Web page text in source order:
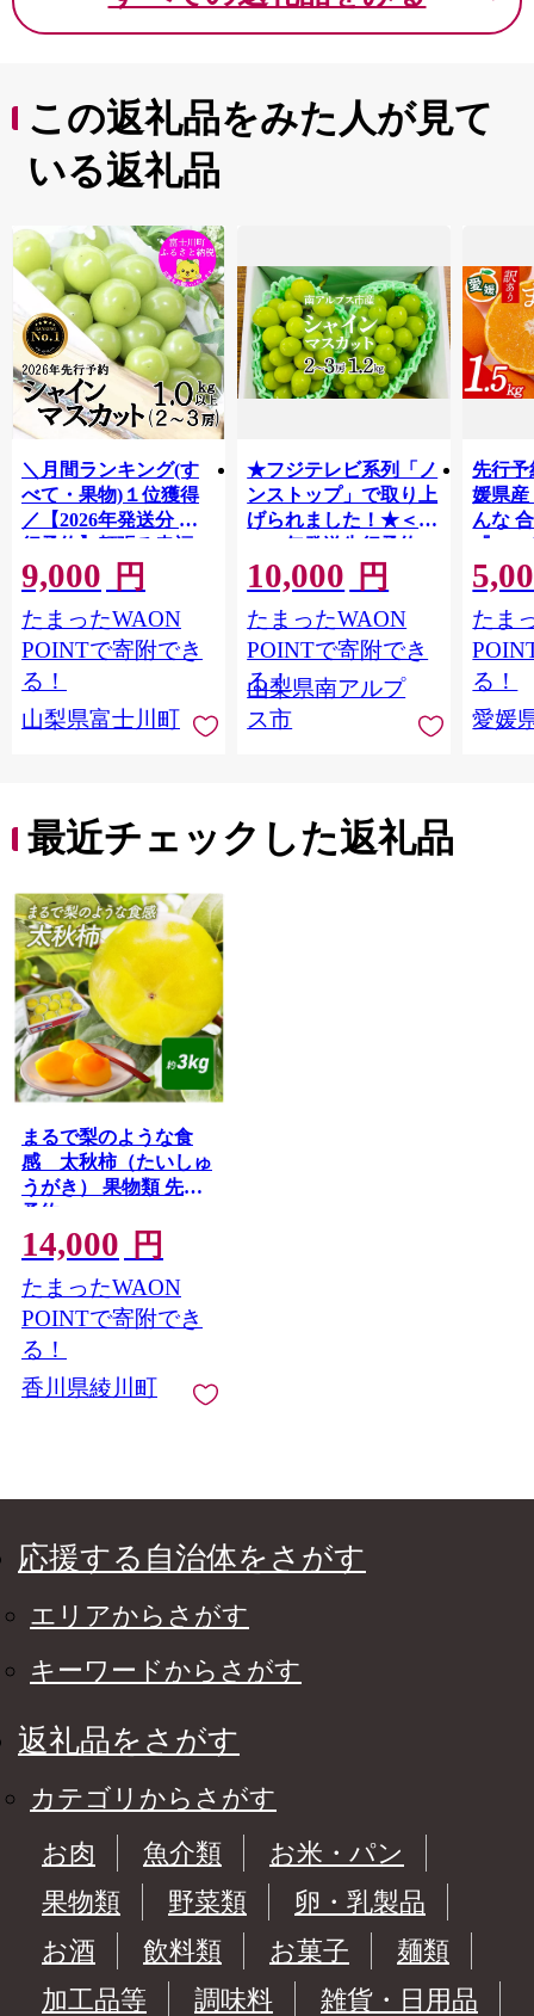
この返礼品をみた人が見て
いる返礼品
＼月間ランキング(す
べて・果物)１位獲得
／【2026年発送分 先
行予約】頬張る幸福
感 〜緑の宝石・ シ
ャインマスカット 〜
１ｋｇ以上（２〜３
房） フルーツ 山梨県
産 果物 くだもの シャ
イン マスカット ぶど
う ブドウ 葡萄 大粒 種
9,000 円
たまったWAON
POINTで寄附でき
る！
山梨県富士川町
★フジテレビ系列「ノ
ンストップ」で取り上
げられました！★＜
2026年発送先行予約＞
南アルプス市産シャイ
ンマスカット1.2kg以
上（2～3房） クール
便発送 ALPAG007
10,000 円
たまったWAON
POINTで寄附でき
る！
山梨県南アルプ
ス市
先行予
媛県産
んな
『
出荷
ご自宅
マド
あり
ツ 高
産地直
レンジ
たま
る！
愛媛
最近チェックした返礼品
まるで梨のような食
感 太秋柿（たいしゅ
うがき） 果物類 先行
予約
14,000 円
たまったWAON
POINTで寄附でき
る！
香川県綾川町
応援する自治体をさがす
エリアからさがす
キーワードからさがす
返礼品をさがす
カテゴリからさがす
お肉
魚介類
お米・パン
果物類
野菜類
卵・乳製品
お酒
飲料類 お菓子
麺類
加工品等
調味料
雑貨・日用品